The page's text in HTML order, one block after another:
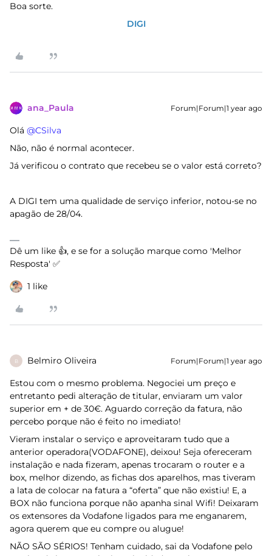
Boa sorte.
DIGI
ana_Paula Forum|Forum|1 year ago
Olá ​ @CSilva
Não, não é normal acontecer.
Já verificou o contrato que recebeu se o valor está correto?
A DIGI tem uma qualidade de serviço inferior, notou-se no
apagão de 28/04.
Dê um like 👍, e se for a solução marque como 'Melhor
Resposta' ✅
1 like
B Belmiro Oliveira Forum|Forum|1 year ago
Estou com o mesmo problema. Negociei um preço e
entretanto pedi alteração de titular, enviaram um valor
superior em + de 30€. Aguardo correção da fatura, não
percebo porque não é feito no imediato!
Vieram instalar o serviço e aproveitaram tudo que a
anterior operadora(VODAFONE), deixou! Seja ofereceram
instalação e nada fizeram, apenas trocaram o router e a
box, melhor dizendo, as fichas dos aparelhos, mas tiveram
a lata de colocar na fatura a “oferta” que não existiu! E, a
BOX não funciona porque não apanha sinal Wifi! Deixaram
os extensores da Vodafone ligados para me enganarem,
agora querem que eu compre ou alugue!
NÃO SÃO SÉRIOS! Tenham cuidado, sai da Vodafone pelo